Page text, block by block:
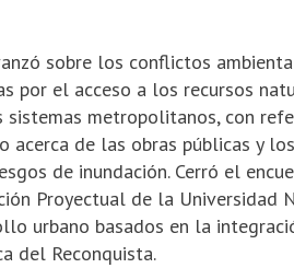
sobre los conflictos
por el acceso a los recursos
me­tropolitanos, con
acerca de las obras públicas y
de inundación. Cerró el
Proyectual de la Universidad
urbano basados en la
del Reconquista.